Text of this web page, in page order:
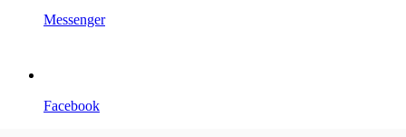
Messenger
Facebook